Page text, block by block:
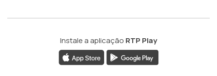
Instale a aplicação RTP Play